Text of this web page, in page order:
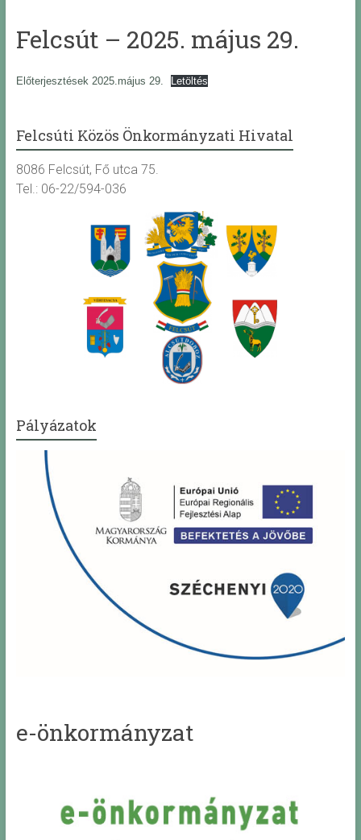
Felcsút – 2025. május 29.
Előterjesztések 2025.május 29. Letöltés
Felcsúti Közös Önkormányzati Hivatal
8086 Felcsút, Fő utca 75.
Tel.: 06-22/594-036
Pályázatok
e-önkormányzat